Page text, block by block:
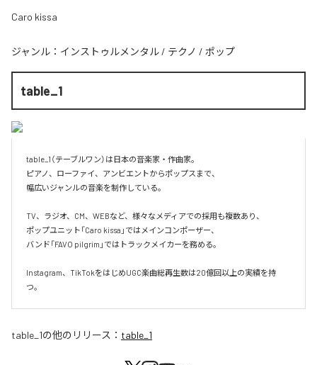
Caro kissa
ジャンル： インストゥルメンタル / テクノ / ポップ
table_1
table_1（テーブルワン）は日本の音楽家・作曲家。
ピアノ、ローファイ、アンビエントからポップスまで、
幅広いジャンルの音楽を制作している。
TV、ラジオ、CM、WEBなど、様々なメディアでの採用も複数あり、
ポップユニット「Caro kissa」ではメインコンポーザー、
バンド「FAVO pilgrim」ではトラックメイカーを務める。
Instagram、TikTokをはじめUGC楽曲総再生数は20億回以上の実績を持
つ。
table_1の他のリリース： table_1